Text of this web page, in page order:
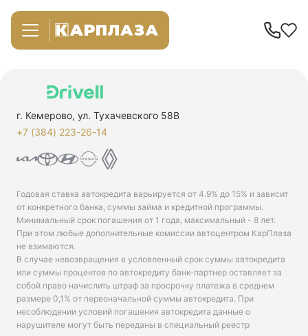
г. Кемерово, ул. Тухачевского 58В
+7 (384) 223-26-14‬
Годовая ставка автокредита варьируется от 4.9% до 15% и зависит
от конкретного банка, суммы займа и кредитной программы.
Минимальный срок погашения от 1 года, максимальный - 8 лет.
При этом любые дополнительные комиссии автоцентром КарПлаза
не взимаются.
В случае невозвращения в условленный срок суммы автокредита
или суммы процентов по автокредиту банк-партнер оставляет за
собой право начислить штраф за просрочку платежа в среднем
размере 0,1% от первоначальной суммы автокредита. При
несоблюдении условий погашения автокредита данные о
нарушителе могут быть переданы в специальный реестр